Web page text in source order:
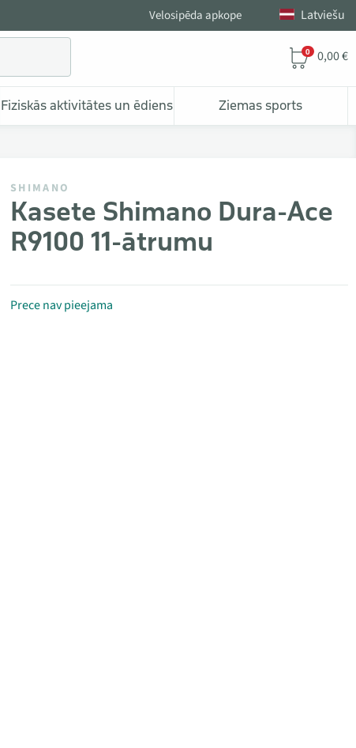
Velosipēda apkope Latviešu
0 0,00 €
Fiziskās aktivitātes un ēdiens Ziemas sports
SHIMANO
Kasete Shimano Dura-Ace
R9100 11-ātrumu
Prece nav pieejama